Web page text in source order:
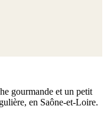
gourmande et un petit
en Saône-et-Loire.